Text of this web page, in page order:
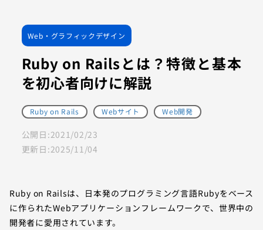
Web・グラフィックデザイン
Ruby on Railsとは？特徴と基本
を初心者向けに解説
Ruby on Rails Webサイト Web開発
公開日:2021/02/23
更新日:2025/11/04
Ruby on Railsは、日本発のプログラミング言語Rubyをベース
に作られたWebアプリケーションフレームワークで、世界中の
開発者に愛用されています。